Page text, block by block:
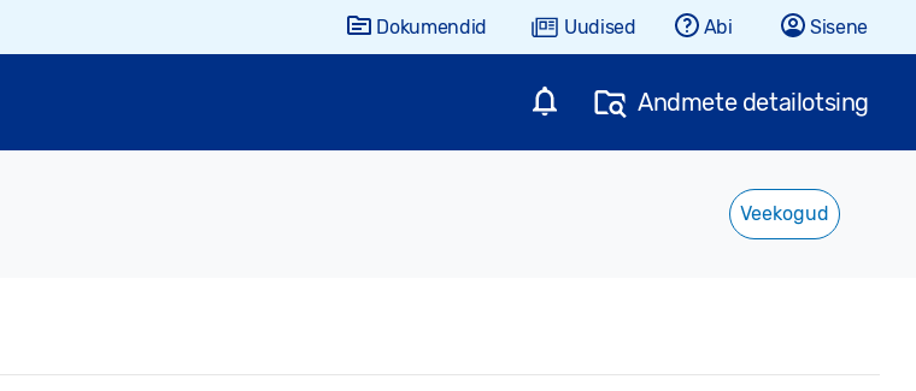
Dokumendid Uudised Abi Sisene
Andmete detailotsing
Veekogud